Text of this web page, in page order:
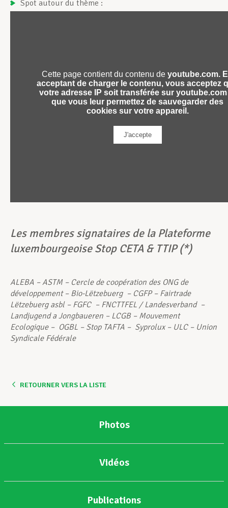
Spot autour du thème :
Les membres signataires de la Plateforme
luxembourgeoise Stop CETA & TTIP (*)
ALEBA – ASTM – Cercle de coopération des ONG de
développement – Bio-Lëtzebuerg – CGFP – Fairtrade
Lëtzebuerg asbl – FGFC – FNCTTFEL / Landesverband –
Landjugend a Jongbaueren – LCGB – Mouvement
Ecologique – OGBL – Stop TAFTA – Syprolux – ULC – Union
Syndicale Fédérale
RETOURNER VERS LA LISTE
Photos
Vidéos
Publications